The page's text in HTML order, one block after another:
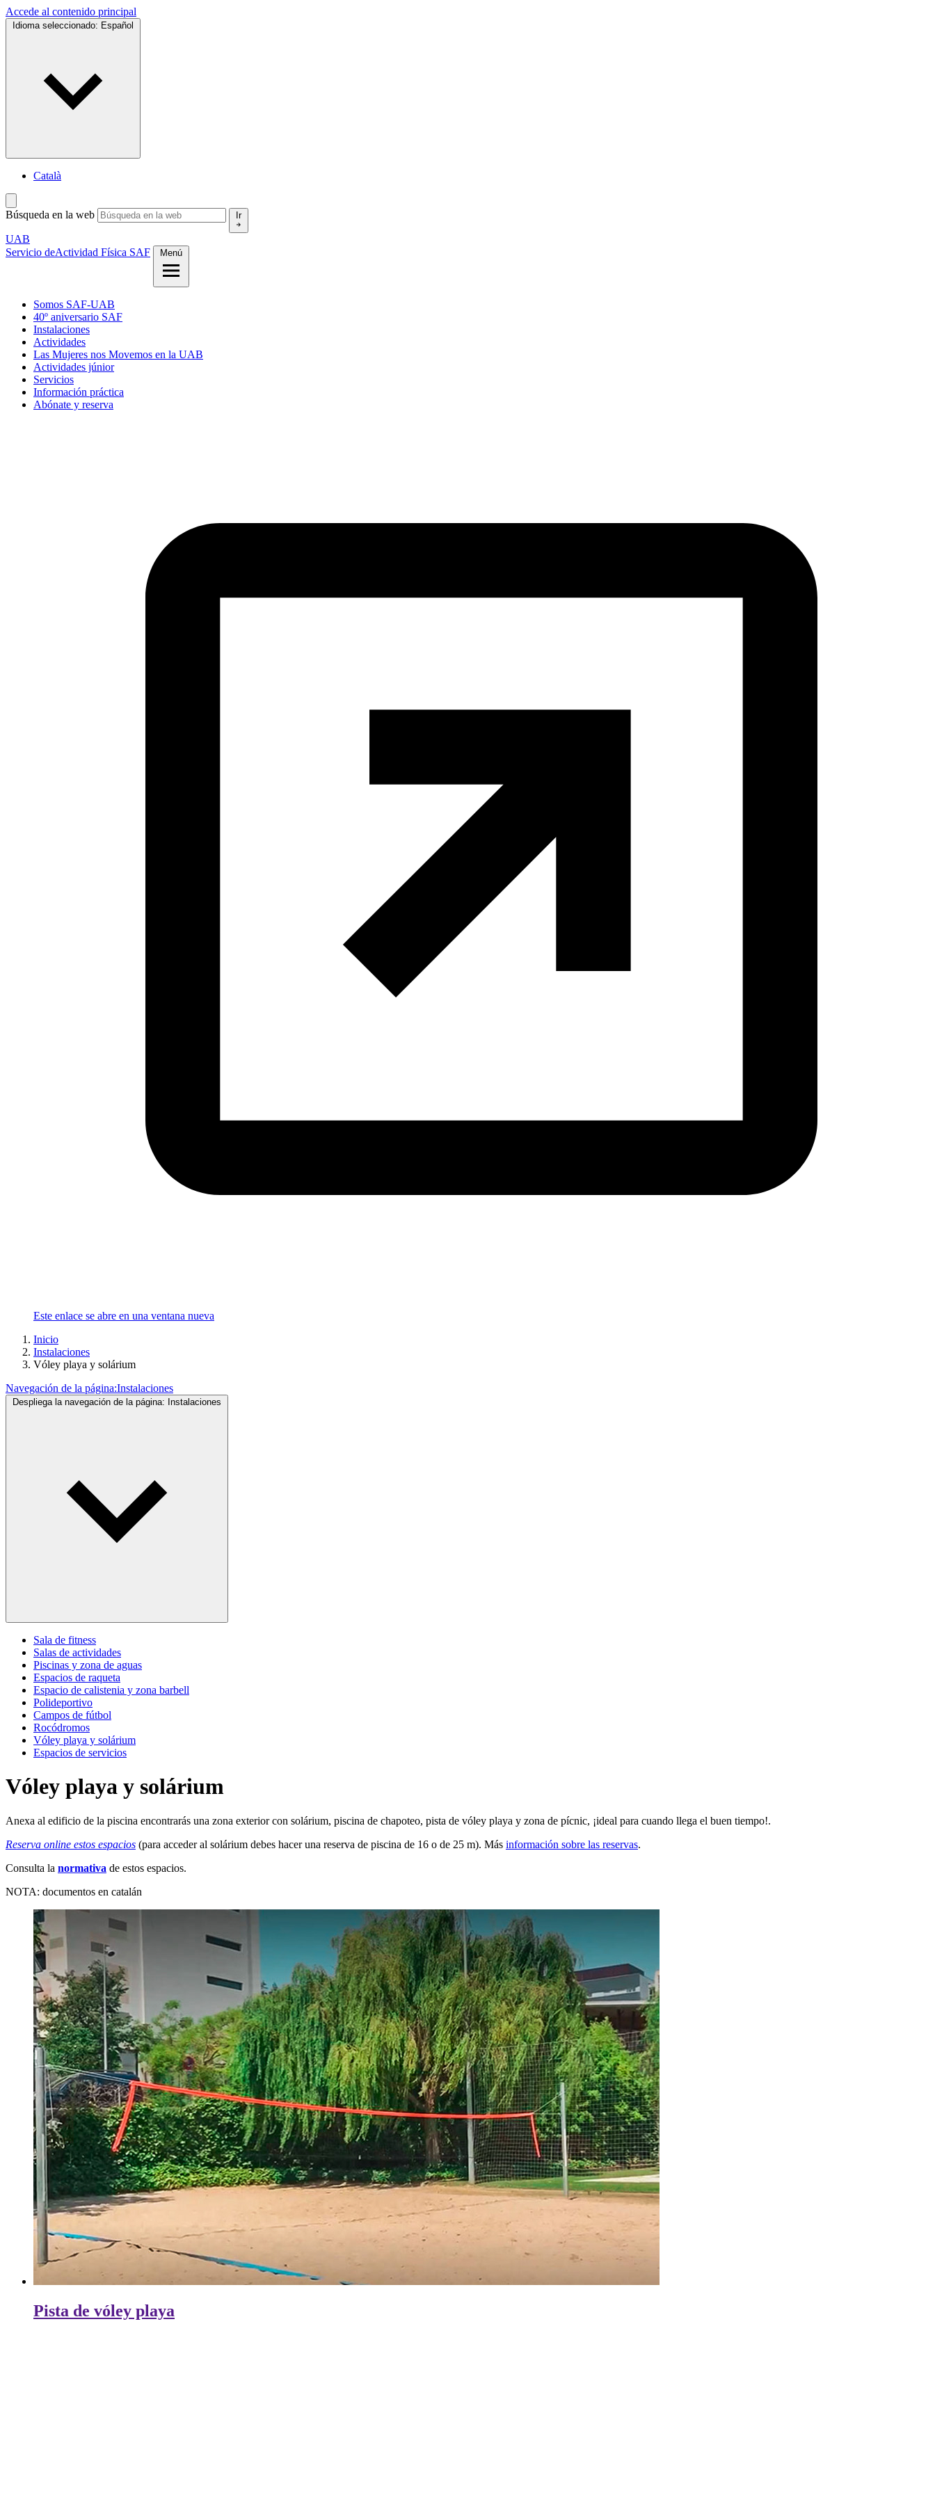
Accede al contenido principal
Idioma seleccionado: Español
Català
Búsqueda en la web Ir
UAB
Servicio deActividad Física SAF Menú
Somos SAF-UAB
40º aniversario SAF
Instalaciones
Actividades
Las Mujeres nos Movemos en la UAB
Actividades júnior
Servicios
Información práctica
Abónate y reserva
Este enlace se abre en una ventana nueva
Inicio
Instalaciones
Vóley playa y solárium
Navegación de la página:Instalaciones
Despliega la navegación de la página: Instalaciones
Sala de fitness
Salas de actividades
Piscinas y zona de aguas
Espacios de raqueta
Espacio de calistenia y zona barbell
Polideportivo
Campos de fútbol
Rocódromos
Vóley playa y solárium
Espacios de servicios
Vóley playa y solárium
Anexa al edificio de la piscina encontrarás una zona exterior con solárium, piscina de chapoteo, pista de vóley playa y zona de pícnic, ¡ideal para cuando llega el buen tiempo!.
Reserva online estos espacios (para acceder al solárium debes hacer una reserva de piscina de 16 o de 25 m). Más información sobre las reservas.
Consulta la normativa de estos espacios.
NOTA: documentos en catalán
Pista de vóley playa